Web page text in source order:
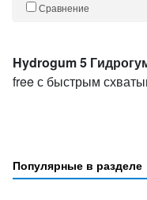
Сравнение
Hydrogum 5
free с быстрым
Популярные в разделе